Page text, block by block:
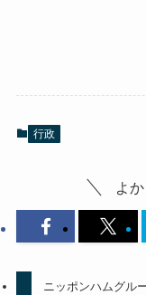
行政
よ
ニッポンハムグル